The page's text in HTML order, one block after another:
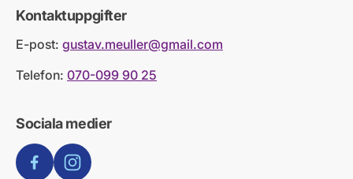
Kontaktuppgifter
E-post: gustav.meuller@gmail.com
Telefon: 070-099 90 25
Sociala medier
FacebookInstagram